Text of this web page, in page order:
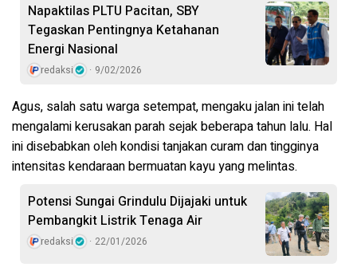
Napaktilas PLTU Pacitan, SBY
Tegaskan Pentingnya Ketahanan
Energi Nasional
redaksi 9/02/2026
Agus, salah satu warga setempat, mengaku jalan ini telah
mengalami kerusakan parah sejak beberapa tahun lalu. Hal
ini disebabkan oleh kondisi tanjakan curam dan tingginya
intensitas kendaraan bermuatan kayu yang melintas.
Potensi Sungai Grindulu Dijajaki untuk
Pembangkit Listrik Tenaga Air
redaksi 22/01/2026